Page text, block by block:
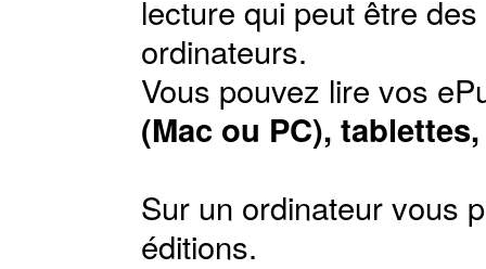
lecture qui peut être
ordinateurs.
Vous pouvez lire vos
(Mac ou PC),
Sur un ordinateur vous
éditions.